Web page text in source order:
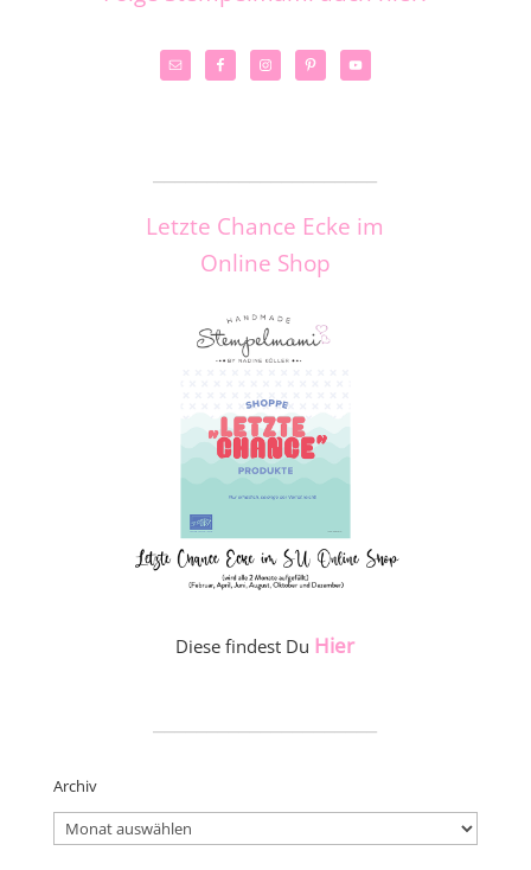
Letzte Chance Ecke im
Online Shop
Diese findest Du Hier
Archiv
Archiv